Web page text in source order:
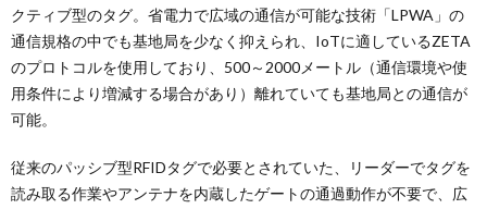
クティブ型のタグ。省電力で広域の通信が可能な技術「LPWA」の
通信規格の中でも基地局を少なく抑えられ、IoTに適しているZETA
のプロトコルを使用しており、500～2000メートル（通信環境や使
用条件により増減する場合があり）離れていても基地局との通信が
可能。
従来のパッシブ型RFIDタグで必要とされていた、リーダーでタグを
読み取る作業やアンテナを内蔵したゲートの通過動作が不要で、広